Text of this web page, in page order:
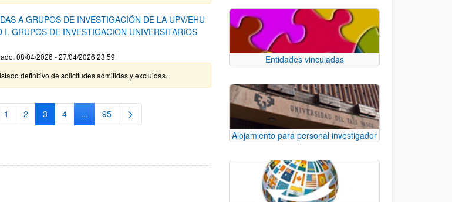
A GRUPOS DE INVESTIGACIÓN DE LA UPV/EHU
GRUPOS DE INVESTIGACION UNIVERSITARIOS
08/04/2026 - 27/04/2026 23:59
definitivo de solicitudes admitidas y excluidas.
Página
1 Página
2 Página
3 Página
4 ...Páginas intermedias Use TAB para desplazarse.
Página
95
Entidades vinculadas
Alojamiento para personal investigador